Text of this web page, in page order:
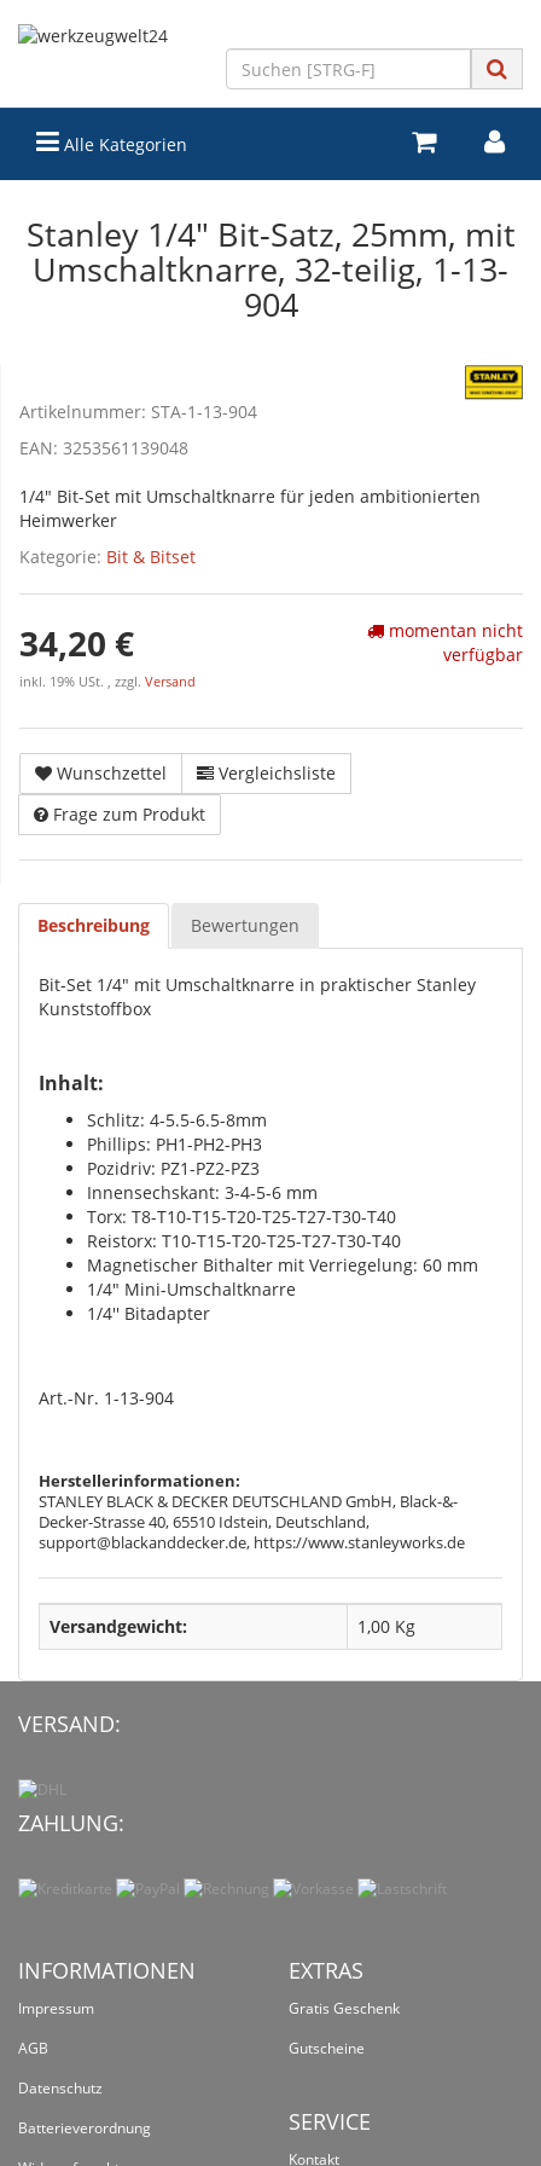
Alle Kategorien
Stanley 1/4" Bit-Satz, 25mm, mit
Umschaltknarre, 32-teilig, 1-13-
904
Artikelnummer: STA-1-13-904
EAN: 3253561139048
1/4" Bit-Set mit Umschaltknarre für jeden ambitionierten
Heimwerker
Kategorie: Bit & Bitset
34,20 €
inkl. 19% USt. , zzgl. Versand
momentan nicht
verfügbar
Wunschzettel
Vergleichsliste
Frage zum Produkt
Beschreibung Bewertungen
Bit-Set 1/4" mit Umschaltknarre in praktischer Stanley
Kunststoffbox
Inhalt:
Schlitz: 4-5.5-6.5-8mm
Phillips: PH1-PH2-PH3
Pozidriv: PZ1-PZ2-PZ3
Innensechskant: 3-4-5-6 mm
Torx: T8-T10-T15-T20-T25-T27-T30-T40
Reistorx: T10-T15-T20-T25-T27-T30-T40
Magnetischer Bithalter mit Verriegelung: 60 mm
1/4" Mini-Umschaltknarre
1/4'' Bitadapter
Art.-Nr. 1-13-904
Herstellerinformationen:
STANLEY BLACK & DECKER DEUTSCHLAND GmbH, Black-&-
Decker-Strasse 40, 65510 Idstein, Deutschland,
support@blackanddecker.de, https://www.stanleyworks.de
Versandgewicht: 1,00 Kg
VERSAND:
ZAHLUNG:
INFORMATIONEN
Impressum
AGB
Datenschutz
Batterieverordnung
EXTRAS
Gratis Geschenk
Gutscheine
SERVICE
Kontakt